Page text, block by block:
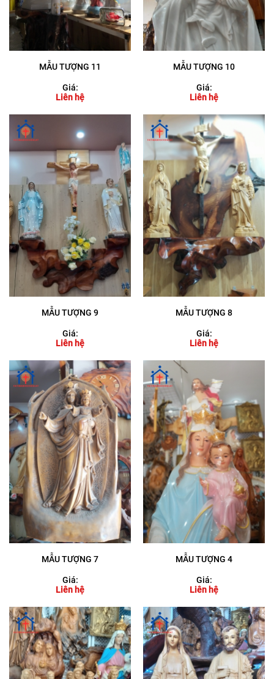
MẪU TƯỢNG 11
Giá:
Liên hệ
MẪU TƯỢNG 10
Giá:
Liên hệ
MẪU TƯỢNG 9
Giá:
Liên hệ
MẪU TƯỢNG 8
Giá:
Liên hệ
MẪU TƯỢNG 7
Giá:
Liên hệ
MẪU TƯỢNG 4
Giá:
Liên hệ